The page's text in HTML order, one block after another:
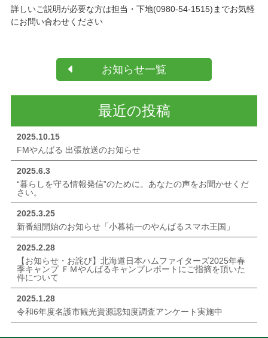
詳しいご説明が必要な方は担当・下地(0980-54-1515)までお気軽
にお問い合わせください
お知らせ一覧
最近の投稿
2025.10.15
FMやんばる 出張放送のお知らせ
2025.6.3
“暮らしを守る情報発信”のために。あなたの声をお聞かせくだ
さい。
2025.3.25
新番組開始のお知らせ「小暮祐一のやんばるスマホ王国」
2025.2.28
【お知らせ・お詫び】北海道日本ハムファイターズ2025年春
季キャンプ ＦＭやんばるキャンプレポートにご指摘を頂いた
件について
2025.1.28
令和6年度名護市観光資源認知度調査アンケート実施中